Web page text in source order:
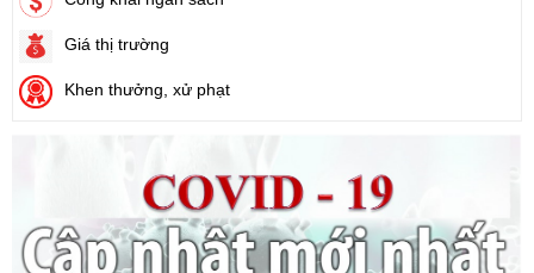
Số:
1731/KH-UBND
Tên:
(Kế hoạch triển khai thi hành Luật Đất đai năm 2024)
Ngày ban hành: (21/08/2024)
71/2024/NĐ-CP
(Nghị định Quy định về giá đất)
Ngày ban hành: (21/08/2024)
Giá thị trường
Khen thưởng, xử phạt